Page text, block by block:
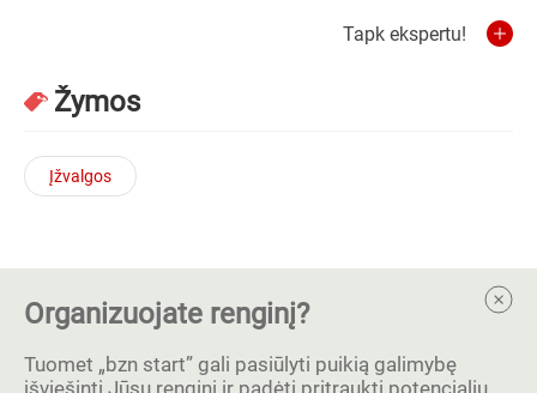
Tapk ekspertu!
Žymos
Įžvalgos
Organizuojate renginį?
Tuomet „bzn start” gali pasiūlyti puikią galimybę
išviešinti Jūsų renginį ir padėti pritraukti potencialių